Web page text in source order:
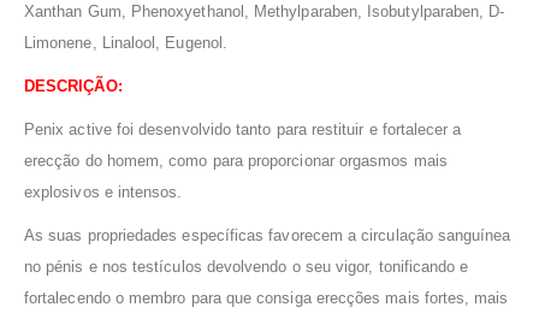
Xanthan Gum, Phenoxyethanol, Methylparaben, Isobutylparaben, D-
Limonene, Linalool, Eugenol.
DESCRIÇÃO:
Penix active foi desenvolvido tanto para restituir e fortalecer a
erecção do homem, como para proporcionar orgasmos mais
explosivos e intensos.
As suas propriedades específicas favorecem a circulação sanguínea
no pénis e nos testículos devolvendo o seu vigor, tonificando e
fortalecendo o membro para que consiga erecções mais fortes, mais